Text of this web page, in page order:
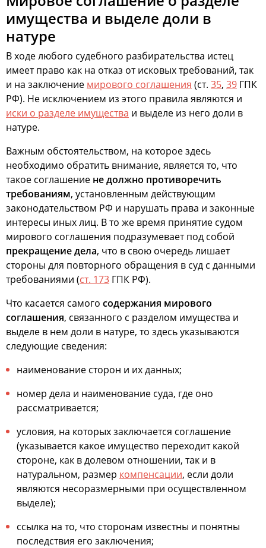
имущества и выделе доли в
натуре
В ходе любого судебного разбирательства истец
имеет право как на отказ от исковых требований, так
и на заключение мирового соглашения (ст. 35, 39 ГПК
РФ). Не исключением из этого правила являются и
иски о разделе имущества и выделе из него доли в
натуре.
Важным обстоятельством, на которое здесь
необходимо обратить внимание, является то, что
такое соглашение не должно противоречить
требованиям, установленным действующим
законодательством РФ и нарушать права и законные
интересы иных лиц. В то же время принятие судом
мирового соглашения подразумевает под собой
прекращение дела, что в свою очередь лишает
стороны для повторного обращения в суд с данными
требованиями (ст. 173 ГПК РФ).
Что касается самого содержания мирового
соглашения, связанного с разделом имущества и
выделе в нем доли в натуре, то здесь указываются
следующие сведения:
наименование сторон и их данных;
номер дела и наименование суда, где оно
рассматривается;
условия, на которых заключается соглашение
(указывается какое имущество переходит какой
стороне, как в долевом отношении, так и в
натуральном, размер компенсации, если доли
являются несоразмерными при осуществленном
выделе);
ссылка на то, что сторонам известны и понятны
последствия его заключения;